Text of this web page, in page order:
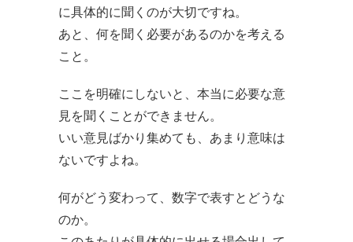
に具体的に聞くのが大切ですね。
あと、何を聞く必要があるのかを考える
こと。
ここを明確にしないと、本当に必要な意
見を聞くことができません。
いい意見ばかり集めても、あまり意味は
ないですよね。
何がどう変わって、数字で表すとどうな
のか。